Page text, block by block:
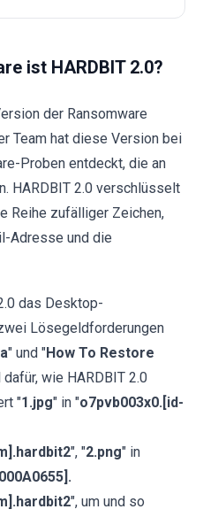
ist HARDBIT 2.0?
der Ransomware
Team hat diese Version bei
Proben entdeckt, die an
HARDBIT 2.0 verschlüsselt
Reihe zufälliger Zeichen,
Adresse und die
das Desktop-
Lösegeldforderungen
" und "How To Restore
wie HARDBIT 2.0
"1.jpg" in "o7pvb003x0.[id-
", "2.png" in
", um und so